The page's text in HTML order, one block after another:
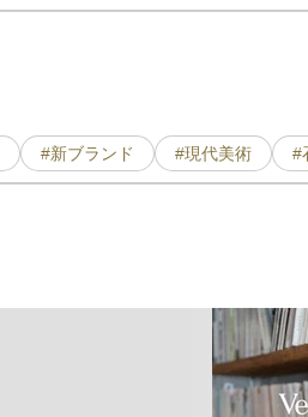
#新ブランド #現代美術 #